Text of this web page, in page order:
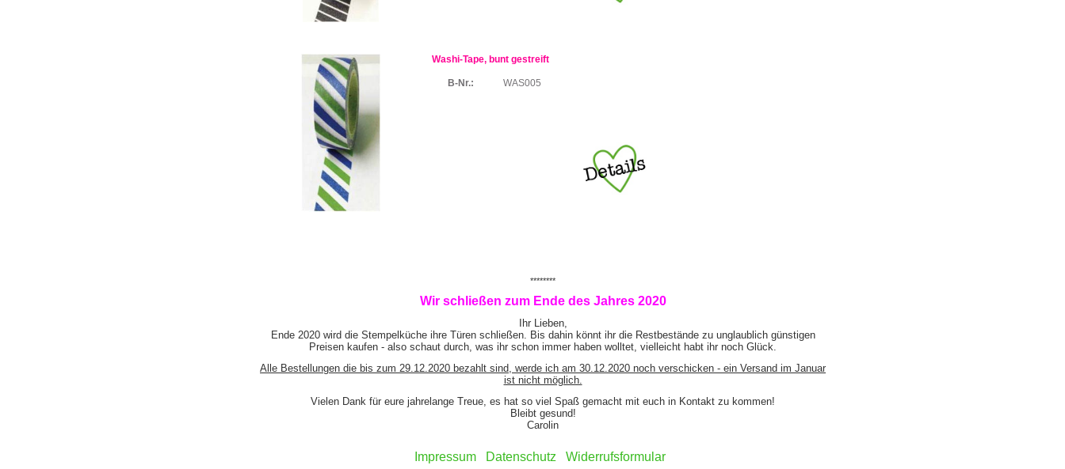
Washi-Tape, bunt gestreift
B-Nr.: WAS005
********
Wir schließen zum Ende des Jahres 2020
Ihr Lieben,
Ende 2020 wird die Stempelküche ihre Türen schließen. Bis dahin könnt ihr die Restbestände zu unglaublich günstigen
Preisen kaufen - also schaut durch, was ihr schon immer haben wolltet, vielleicht habt ihr noch Glück.
Alle Bestellungen die bis zum 29.12.2020 bezahlt sind, werde ich am 30.12.2020 noch verschicken - ein Versand im Januar
ist nicht möglich.
Vielen Dank für eure jahrelange Treue, es hat so viel Spaß gemacht mit euch in Kontakt zu kommen!
Bleibt gesund!
Carolin
Impressum Datenschutz Widerrufsformular